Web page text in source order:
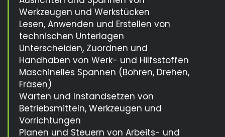
Werkzeugen und Werkstücken
Lesen, Anwenden und Erstellen von
technischen Unterlagen
Unterscheiden, Zuordnen und
Handhaben von Werk- und Hilfsstoffen
Maschinelles Spannen (Bohren, Drehen,
Fräsen)
Warten und Instandsetzen von
Betriebsmitteln, Werkzeugen und
Vorrichtungen
Planen und Steuern von Arbeits- und